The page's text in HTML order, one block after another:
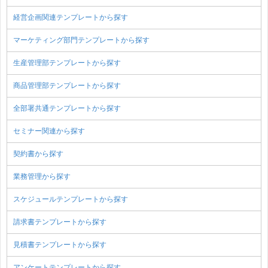
経営企画関連テンプレートから探す
マーケティング部門テンプレートから探す
生産管理部テンプレートから探す
商品管理部テンプレートから探す
全部署共通テンプレートから探す
セミナー関連から探す
契約書から探す
業務管理から探す
スケジュールテンプレートから探す
請求書テンプレートから探す
見積書テンプレートから探す